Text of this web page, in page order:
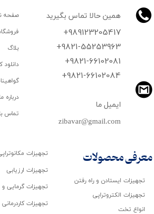
همین حالا تماس بگیرید
+989123205417
+9821-55253963
+9821-66102081
​​​​​​​+9821-66102084
zibavar@gmail.com
ایمیل ما
تجهیزات ایستادن و راه رفتن
تجهیزات الکتروتراپی
انواع تخت
صفحه
بلاگ
دانلود
درباره ما
تماس
تجهیزات
تجهیزات ارزیابی
تجهیزات گرمایی
تجهیزات کاردرمانی
معرفی محصولات